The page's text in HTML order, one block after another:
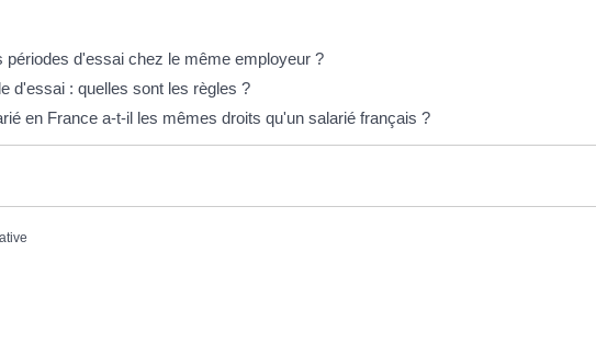
périodes d'essai chez le même employeur ?
d'essai : quelles sont les règles ?
en France a-t-il les mêmes droits qu'un salarié français ?